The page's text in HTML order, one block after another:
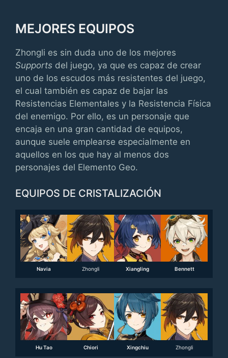
MEJORES EQUIPOS
Zhongli es sin duda uno de los mejores
Supports del juego, ya que es capaz de crear
uno de los escudos más resistentes del juego,
el cual también es capaz de bajar las
Resistencias Elementales y la Resistencia Física
del enemigo. Por ello, es un personaje que
encaja en una gran cantidad de equipos,
aunque suele emplearse especialmente en
aquellos en los que hay al menos dos
personajes del Elemento Geo.
EQUIPOS DE CRISTALIZACIÓN
Navia Zhongli Xiangling Bennett
Hu Tao Chiori Xingchiu Zhongli